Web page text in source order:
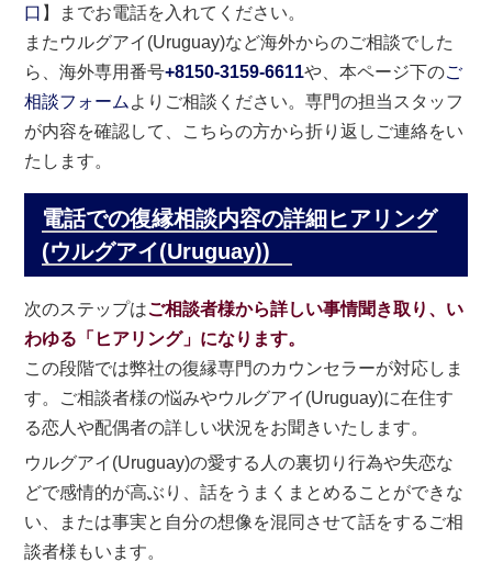
口 】までお電話を入れてください。
またウルグアイ(Uruguay)など海外からのご相談でした
ら、海外専用番号+8150-3159-6611や、本ページ下のご
相談フォーム よりご相談ください。専門の担当スタッフ
が内容を確認して、こちらの方から折り返しご連絡をい
たします。
電話での復縁相談内容の詳細ヒアリング
(ウルグアイ(Uruguay))
次のステップはご相談者様から詳しい事情聞き取り、い
わゆる「ヒアリング」になります。
この段階では弊社の復縁専門のカウンセラーが対応しま
す。ご相談者様の悩みやウルグアイ(Uruguay)に在住す
る恋人や配偶者の詳しい状況をお聞きいたします。
ウルグアイ(Uruguay)の愛する人の裏切り行為や失恋な
どで感情的が高ぶり、話をうまくまとめることができな
い、または事実と自分の想像を混同させて話をするご相
談者様もいます。